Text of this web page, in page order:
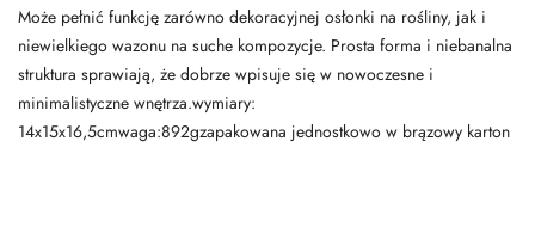
Może pełnić funkcję zarówno dekoracyjnej osłonki na rośliny, jak i
niewielkiego wazonu na suche kompozycje. Prosta forma i niebanalna
struktura sprawiają, że dobrze wpisuje się w nowoczesne i
minimalistyczne wnętrza.wymiary:
14x15x16,5cmwaga:892gzapakowana jednostkowo w brązowy karton